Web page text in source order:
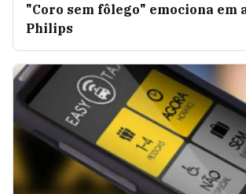
"Coro sem fôlego" emociona em
Philips